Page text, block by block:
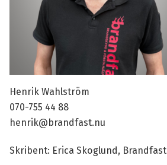
Henrik Wahlström
070-755 44 88
henrik@brandfast.nu
Skribent: Erica Skoglund, Brandfast